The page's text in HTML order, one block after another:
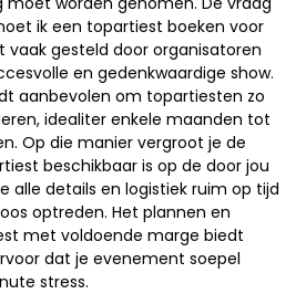
ik een topartiest boeken voor
vaak gesteld door organisatoren
en gedenkwaardige show.
aanbevolen om topartiesten zo
idealiter enkele maanden tot
Op die manier vergroot je de
beschikbaar is op de door jou
alle details en logistiek ruim op tijd
optreden. Het plannen en
met voldoende marge biedt
dat je evenement soepel
stress.